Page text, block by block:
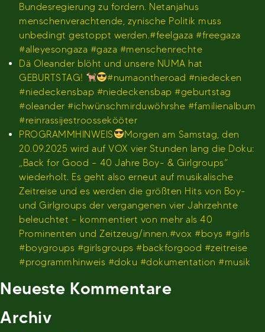
Bundesregierung zu fordern. Netanjahus
menschenverachtende, zynische Politik muss
unbedingt gestoppt werden.#feelgaza #freegaza
#alleyesongaza #gaza #menschenrechte
Dä Oleander blöht und unsere NUMA hat
GEBURTSTAG!
#numaontheroad #niedecken
#niedeckensbap #niedeckensbap #geburtstag
#oleander #ichwünschmirduwöhrshe #familienalbum
#reinrassijestroossekööter
PROGRAMMHINWEIS
Morgen am Samstag, den
20.09.2025 wird auf VOX vier Stunden lang die Doku:
„Back for Good – 40 Jahre Boy- & Girlgroups“
wiederholt. Es geht also erneut auf musikalische
Zeitreise und es werden die größten Hits von Boy-
und Girlgroups der vergangenen vier Jahrzehnte
beleuchtet – kommentiert von mehr als 40
Prominenten und Zeitzeug/innen.#vox #boys #girls
#boygroups #girlsgroups #backforgood #zeitreise
#programmhinweis #doku #dokumentation #musik
Neueste Kommentare
Archiv